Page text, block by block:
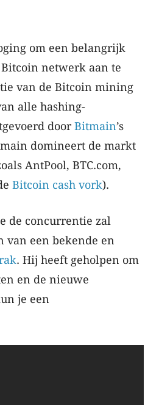
om een belangrijk
netwerk aan te
van de Bitcoin mining
alle hashing-
doorBitmain’s
domineert de markt
AntPool, BTC.com,
Bitcoin cash vork).
de concurrentie zal
van een bekende en
. Hij heeft geholpen om
en de nieuwe
je een